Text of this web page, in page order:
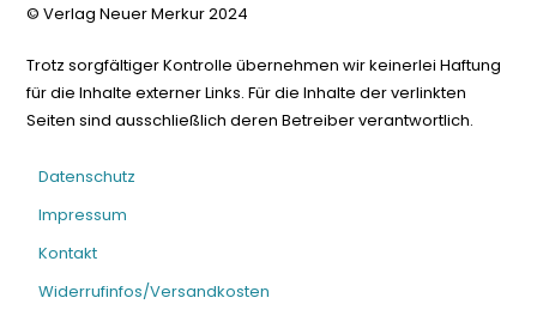
© Verlag Neuer Merkur 2024
Trotz sorgfältiger Kontrolle übernehmen wir keinerlei Haftung
für die Inhalte externer Links. Für die Inhalte der verlinkten
Seiten sind ausschließlich deren Betreiber verantwortlich.
Datenschutz
Impressum
Kontakt
Widerrufinfos/Versandkosten